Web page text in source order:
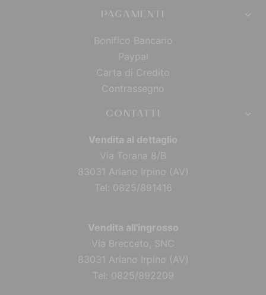
PAGAMENTI
Bonifico Bancario
Paypal
Carta di Credito
Contrassegno
CONTATTI
Vendita al dettaglio
Via Torana 8/B
83031 Ariano Irpino (AV)
Tel: 0825/891416
Vendita all'ingrosso
Via Brecceto, SNC
83031 Ariano Irpino (AV)
Tel: 0825/892209